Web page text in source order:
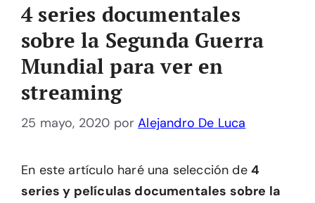
4 series documentales
sobre la Segunda Guerra
Mundial para ver en
streaming
25 mayo, 2020 porAlejandro De Luca
En este artículo haré una selección de4
series y películas documentales sobre la